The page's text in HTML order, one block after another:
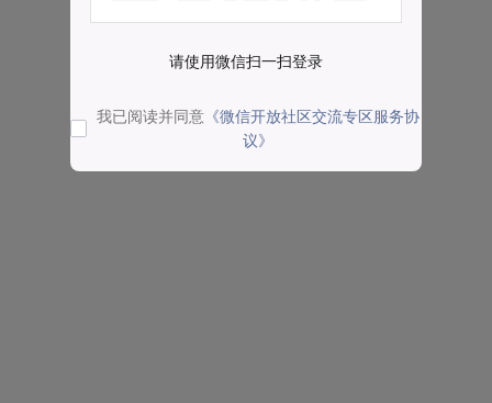
请使用微信扫一扫登录
我已阅读并同意 《微信开放社区交流专区服务协
议》